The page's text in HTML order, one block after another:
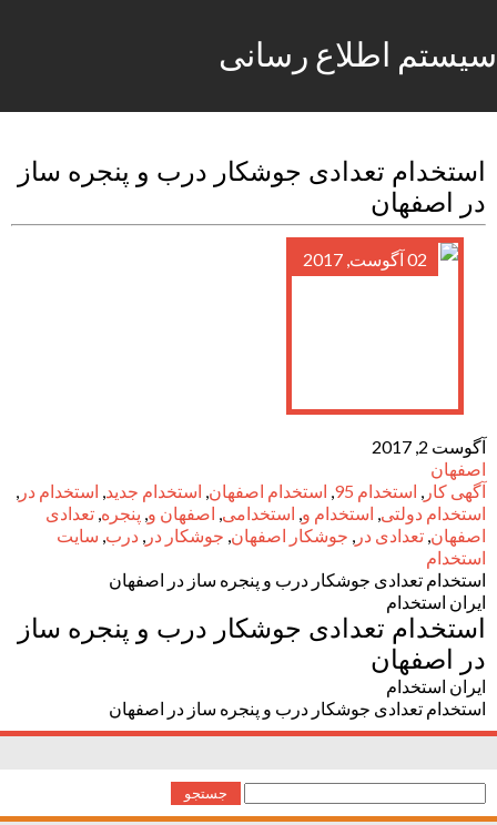
سیستم اطلاع رسانی
استخدام تعدادی جوشکار درب و پنجره ساز
در اصفهان
02 آگوست, 2017
آگوست 2, 2017
اصفهان
آگهی کار , استخدام 95 , استخدام اصفهان, استخدام جدید, استخدام در ,
استخدام دولتی, استخدام و, استخدامی, اصفهان و, پنجره, تعدادی
اصفهان, تعدادی در , جوشکار اصفهان, جوشکار در , درب, سایت
استخدام
استخدام تعدادی جوشکار درب و پنجره ساز در اصفهان
ایران استخدام
استخدام تعدادی جوشکار درب و پنجره ساز
در اصفهان
ایران استخدام
استخدام تعدادی جوشکار درب و پنجره ساز در اصفهان
جستجو
برای: